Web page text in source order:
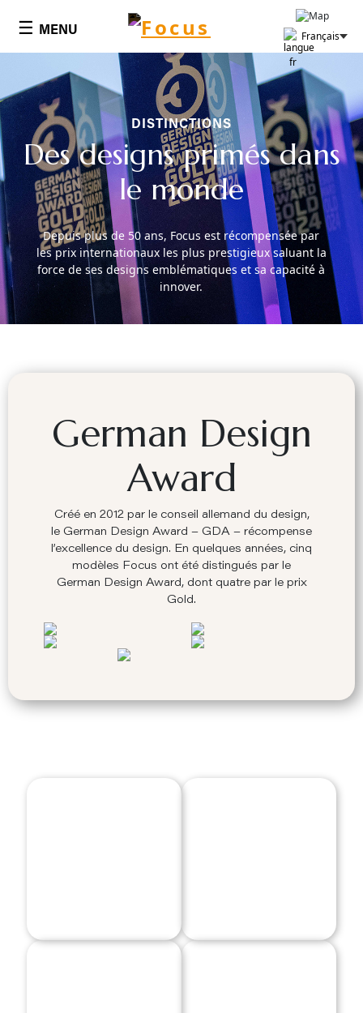
☰ MENU Français
DISTINCTIONS
Des designs primés dans
le monde
Depuis plus de 50 ans, Focus est récompensée par
les prix internationaux les plus prestigieux saluant la
force de ses designs emblématiques et sa capacité à
innover.
German Design
Award
Créé en 2012 par le conseil allemand du design,
le German Design Award – GDA – récompense
l’excellence du design. En quelques années, cinq
modèles Focus ont été distingués par le
German Design Award, dont quatre par le prix
Gold.
Cookies management panel